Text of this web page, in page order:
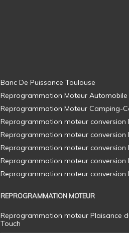
REPROGRAMMATION MOTEUR
Reprogrammation moteur Plaisance
Touch
Banc De Puissance Toulouse
Reprogrammation Moteur Automobile
Reprogrammation Moteur Camping-
Reprogrammation moteur conversion
Reprogrammation moteur conversion
Reprogrammation moteur conversion
Reprogrammation moteur conversion
Reprogrammation moteur conversion